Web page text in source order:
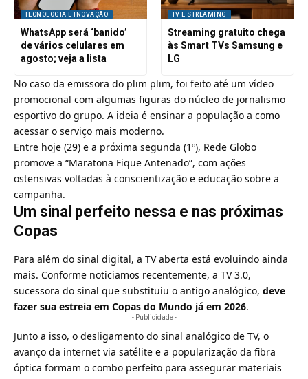
TECNOLOGIA E INOVAÇÃO
WhatsApp será ‘banido’
de vários celulares em
agosto; veja a lista
TV E STREAMING
Streaming gratuito chega
às Smart TVs Samsung e
LG
No caso da emissora do plim plim, foi feito até um vídeo
promocional com algumas figuras do núcleo de jornalismo
esportivo do grupo. A ideia é ensinar a população a como
acessar o serviço mais moderno.
Entre hoje (29) e a próxima segunda (1º), Rede Globo
promove a “Maratona Fique Antenado”, com ações
ostensivas voltadas à conscientização e educação sobre a
campanha.
Um sinal perfeito nessa e nas próximas
Copas
Para além do sinal digital, a TV aberta está evoluindo ainda
mais. Conforme noticiamos recentemente, a TV 3.0,
sucessora do sinal que substituiu o antigo analógico, deve
fazer sua estreia em Copas do Mundo já em 2026.
- Publicidade -
Junto a isso, o desligamento do sinal analógico de TV, o
avanço da internet via satélite e a popularização da fibra
óptica formam o combo perfeito para assegurar materiais